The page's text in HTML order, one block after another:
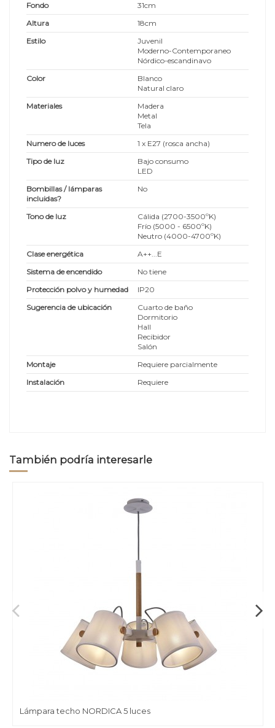
Fondo
31cm
Altura
18cm
Estilo
Juvenil
Moderno-Contemporaneo
Nórdico-escandinavo
Color
Blanco
Natural claro
Materiales
Madera
Metal
Tela
Numero de luces
1 x E27 (rosca ancha)
Tipo de luz
Bajo consumo
LED
Bombillas / lámparas
incluidas?
No
Tono de luz
Cálida (2700-3500ºK)
Frío (5000 - 6500ºK)
Neutro (4000-4700ºK)
Clase energética
A++...E
Sistema de encendido
No tiene
Protección polvo y humedad
IP20
Sugerencia de ubicación
Cuarto de baño
Dormitorio
Hall
Recibidor
Salón
Montaje
Requiere parcialmente
Instalación
Requiere
También podría interesarle
Lámpara techo NORDICA 5 luces